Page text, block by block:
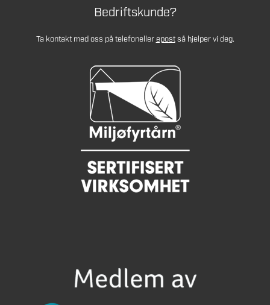
Bedriftskunde?
Ta kontakt med oss på telefonellerepostså hjelper vi deg.